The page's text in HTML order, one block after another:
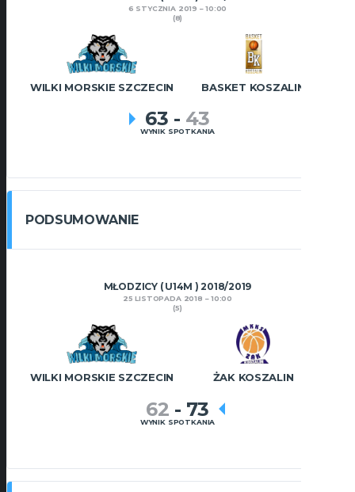
6 STYCZNIA 2019
10:00
(8)
WILKI MORSKIE SZCZECIN BASKET KOSZALIN
63 - 43
WYNIK SPOTKANIA
PODSUMOWANIE
MŁODZICY ( U14M ) 2018/2019
25 LISTOPADA 2018
10:00
(5)
WILKI MORSKIE SZCZECIN ŻAK KOSZALIN
62 - 73
WYNIK SPOTKANIA